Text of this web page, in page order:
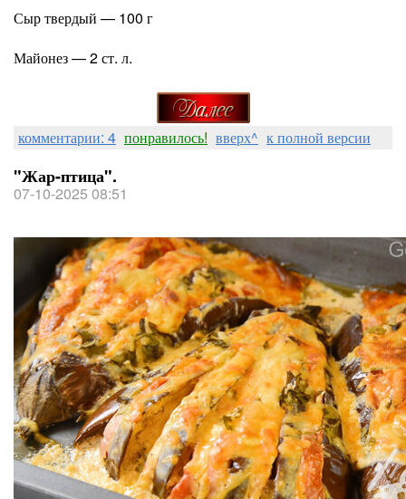
Сыр твердый — 100 г
Майонез — 2 ст. л.
комментарии: 4 понравилось! вверх^ к полной версии
"Жар-птица".
07-10-2025 08:51